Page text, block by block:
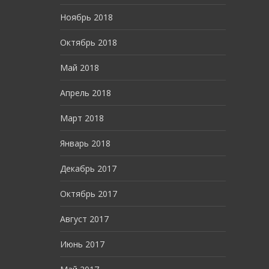
Ноябрь 2018
Октябрь 2018
Май 2018
Апрель 2018
Март 2018
Январь 2018
Декабрь 2017
Октябрь 2017
Август 2017
Июнь 2017